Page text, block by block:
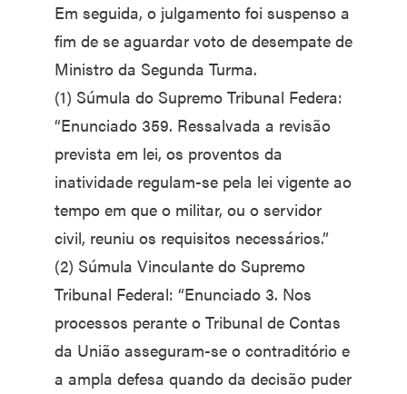
Em seguida, o julgamento foi suspenso a
fim de se aguardar voto de desempate de
Ministro da Segunda Turma.
(1) Súmula do Supremo Tribunal Federa:
“Enunciado 359. Ressalvada a revisão
prevista em lei, os proventos da
inatividade regulam-se pela lei vigente ao
tempo em que o militar, ou o servidor
civil, reuniu os requisitos necessários.”
(2) Súmula Vinculante do Supremo
Tribunal Federal: “Enunciado 3. Nos
processos perante o Tribunal de Contas
da União asseguram-se o contraditório e
a ampla defesa quando da decisão puder